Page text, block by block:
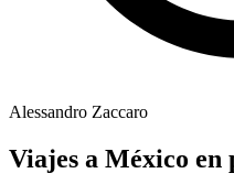
Alessandro Zaccaro
Viajes a México